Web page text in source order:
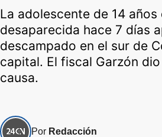
La adolescente de 14 años
desaparecida hace 7 días
descampado en el sur de
capital. El fiscal Garzón
causa.
Por Redacción